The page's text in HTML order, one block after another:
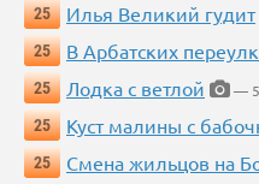
25
Илья Великий гудит
25
В Арбатских
25
Лодка с ветлой
— 5
25
Куст малины с
25
Смена жильцов на